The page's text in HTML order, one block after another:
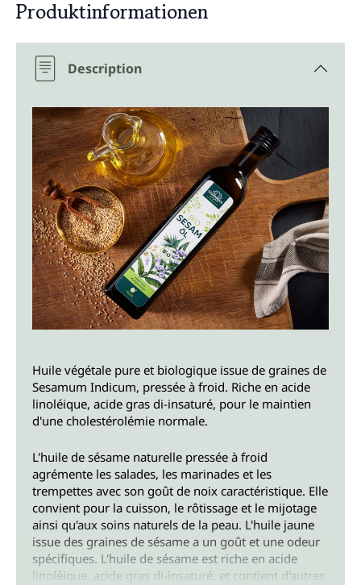
Produktinformationen
Description
Huile végétale pure et biologique issue de graines de
Sesamum Indicum, pressée à froid. Riche en acide
linoléique, acide gras di-insaturé, pour le maintien
d'une cholestérolémie normale.
L'huile de sésame naturelle pressée à froid
agrémente les salades, les marinades et les
trempettes avec son goût de noix caractéristique. Elle
convient pour la cuisson, le rôtissage et le mijotage
ainsi qu'aux soins naturels de la peau. L'huile jaune
issue des graines de sésame a un goût et une odeur
spécifiques. L'huile de sésame est riche en acide
linoléique, acide gras di-insaturé, et contient d'autres